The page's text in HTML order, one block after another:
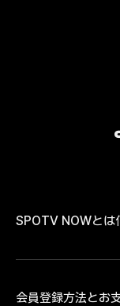
SPOTV NOWとは
MLB、サウジ・
会員登録方法とお